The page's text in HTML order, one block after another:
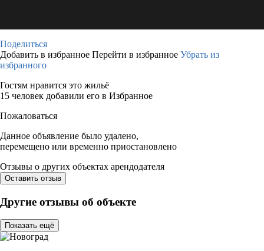
Поделиться
Добавить в избранное Перейти в избранное Убрать из
избранного
Гостям нравится это жильё
15 человек добавили его в Избранное
Пожаловаться
Данное объявление было удалено,
перемещено или временно приостановлено
Отзывы о других объектах арендодателя
Оставить отзыв
Другие отзывы об объекте
Показать ещё